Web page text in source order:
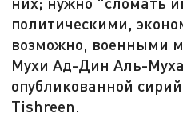
политическими,
возможно, военными
Мухи Ад-Дин Аль-
опубликованной
Tishreen.